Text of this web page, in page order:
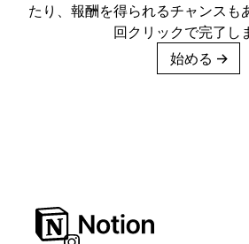
たり、報酬を得られるチャンスも
回クリックで完了し
始める →